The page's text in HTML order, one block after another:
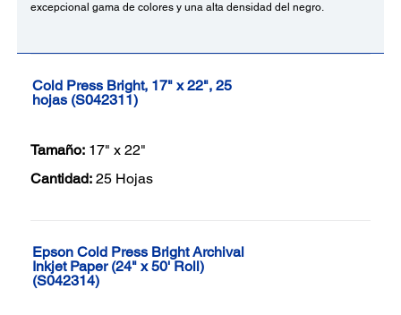
excepcional gama de colores y una alta densidad del negro.
Cold Press Bright, 17" x 22", 25
hojas (S042311)
Tamaño: 17" x 22"
Cantidad: 25 Hojas
Epson Cold Press Bright Archival
Inkjet Paper (24" x 50' Roll)
(S042314)